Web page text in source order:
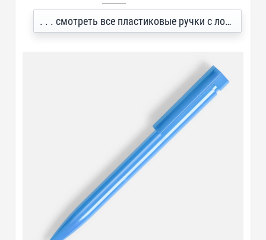
. . . смотреть все пластиковые ручки с логотипом